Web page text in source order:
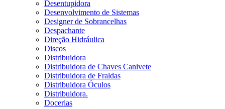
Desentupidora
Desenvolvimento de Sistemas
Designer de Sobrancelhas
Despachante
Direção Hidráulica
Discos
Distribuidora
Distribuidora de Chaves Canivete
Distribuidora de Fraldas
Distribuidora Óculos
Distribuidora.
Docerias